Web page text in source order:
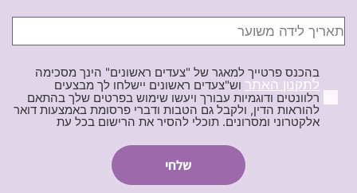
בהכנס פרטייך למאגר של "צעדים ראשונים" הינך מסכימה
לתקנון האתר וש"צעדים ראשונים יישלחו לך מבצעים
רלוונטים ודוגמיות עבורך ויעשו שימוש בפרטים שלך בהתאם
להוראות הדין, ולקבל גם הטבות ודברי פרסומת באמצעות דואר
אלקטרוני ומסרונים. תוכלי להסיר את הרישום בכל עת